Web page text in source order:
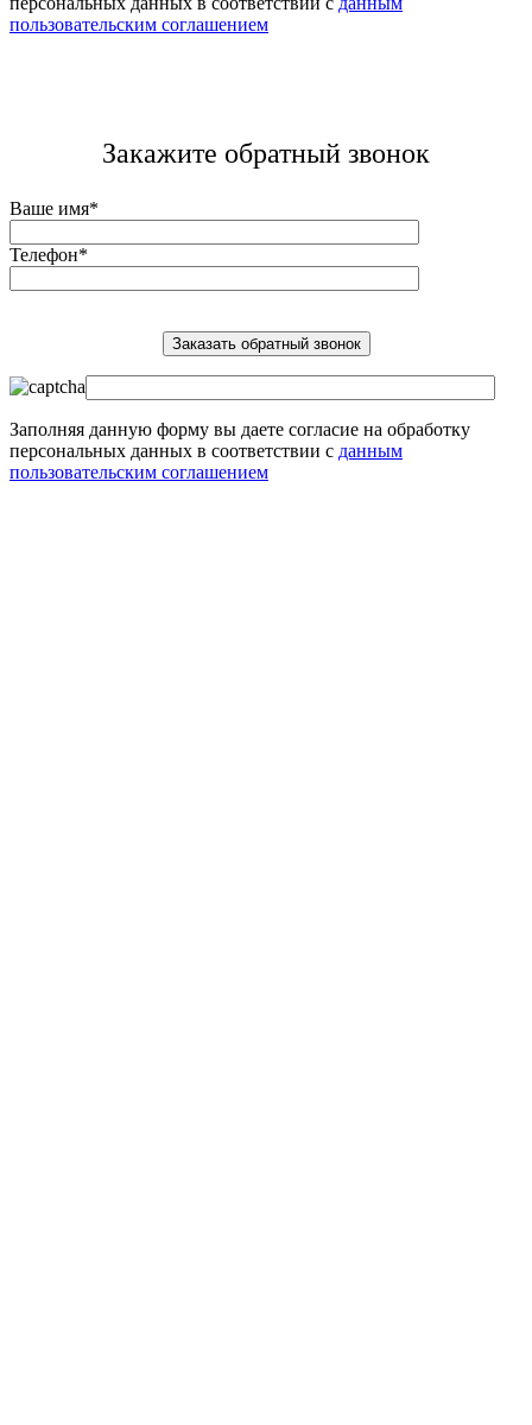
пользовательским соглашением
Закажите обратный звонок
Ваше имя*
Телефон*
Заполняя данную форму вы даете согласие на обработку
персональных данных в соответствии с данным
пользовательским соглашением